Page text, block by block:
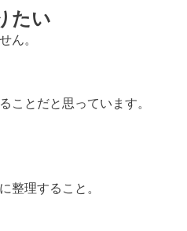
たい
ん。
ことだと思っています。
整理すること。